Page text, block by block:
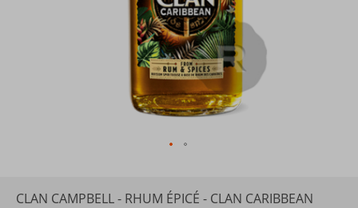
CLAN CAMPBELL - RHUM ÉPICÉ - CLAN CARIBBEAN